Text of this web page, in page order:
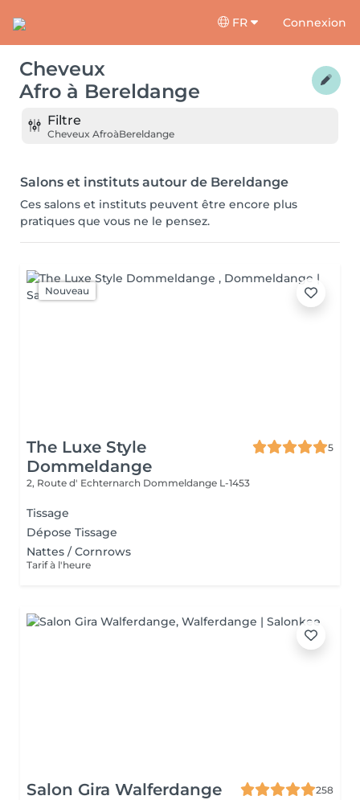
FR Connexion
Cheveux
Afro à Bereldange
Filtre
Cheveux AfroàBereldange
Salons et instituts autour de Bereldange
Ces salons et instituts peuvent être encore plus
pratiques que vous ne le pensez.
Nouveau
The Luxe Style
Dommeldange
5
2, Route d' Echternarch Dommeldange L-1453
Tissage
Dépose Tissage
Nattes / Cornrows
Tarif à l'heure
Salon Gira Walferdange
258